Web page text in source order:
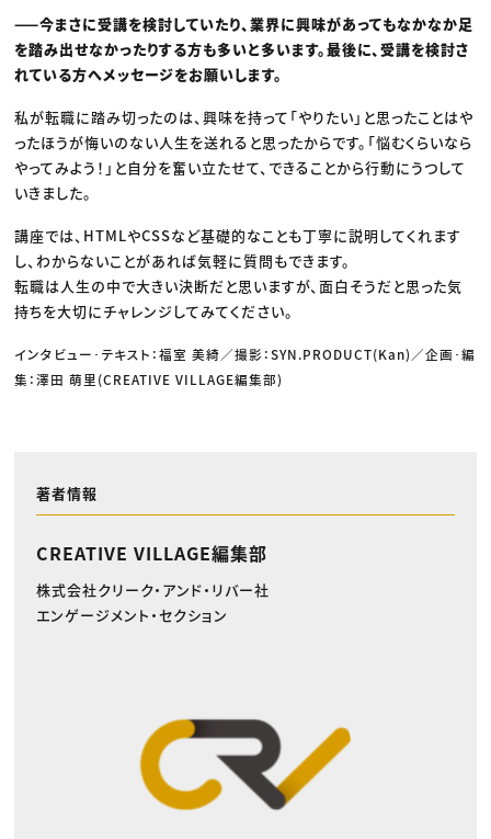
——今まさに受講を検討していたり、業界に興味があってもなかなか足
を踏み出せなかったりする方も多いと多います。最後に、受講を検討さ
れている方へメッセージをお願いします。
私が転職に踏み切ったのは、興味を持って「やりたい」と思ったことはや
ったほうが悔いのない人生を送れると思ったからです。「悩むくらいなら
やってみよう！」と自分を奮い立たせて、できることから行動にうつして
いきました。
講座では、HTMLやCSSなど基礎的なことも丁寧に説明してくれます
し、わからないことがあれば気軽に質問もできます。
転職は人生の中で大きい決断だと思いますが、面白そうだと思った気
持ちを大切にチャレンジしてみてください。
インタビュー･テキスト：福室 美綺／撮影：SYN.PRODUCT(Kan)／企画･編
集：澤田 萌里(CREATIVE VILLAGE編集部)
著者情報
CREATIVE VILLAGE編集部
株式会社クリーク・アンド・リバー社
エンゲージメント・セクション